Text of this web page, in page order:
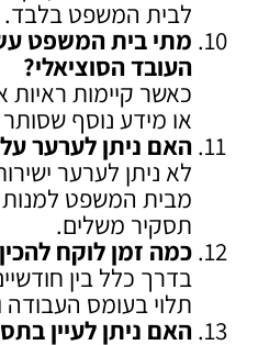
לבית המשפט בלבד.
מתי בית המשפט
העובד הסוציאלי?
כאשר קיימות ראיות
או מידע נוסף
האם ניתן לערער
לא ניתן לערער
מבית המשפט למנות
תסקיר משלים.
כמה זמן לוקח
בדרך כלל בין
תלוי בעומס
האם ניתן לעיין